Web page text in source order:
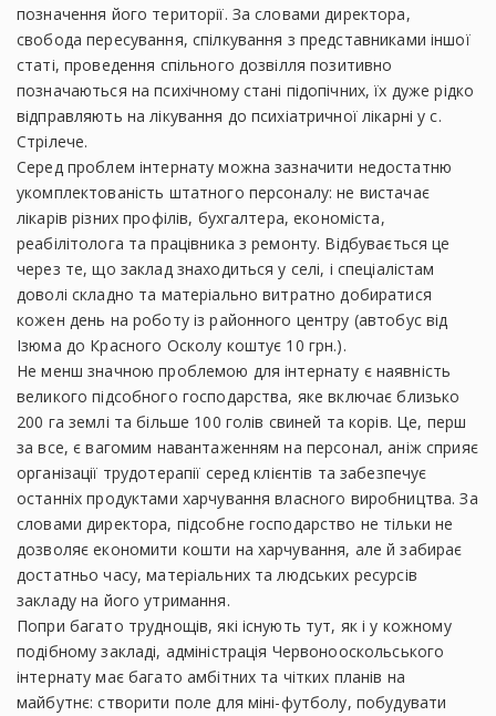
позначення його території. За словами директора,
свобода пересування, спілкування з представниками іншої
статі, проведення спільного дозвілля позитивно
позначаються на психічному стані підопічних, їх дуже рідко
відправляють на лікування до психіатричної лікарні у с.
Стрілече.
Серед проблем інтернату можна зазначити недостатню
укомплектованість штатного персоналу: не вистачає
лікарів різних профілів, бухгалтера, економіста,
реабілітолога та працівника з ремонту. Відбувається це
через те, що заклад знаходиться у селі, і спеціалістам
доволі складно та матеріально витратно добиратися
кожен день на роботу із районного центру (автобус від
Ізюма до Красного Осколу коштує 10 грн.).
Не менш значною проблемою для інтернату є наявність
великого підсобного господарства, яке включає близько
200 га землі та більше 100 голів свиней та корів. Це, перш
за все, є вагомим навантаженням на персонал, аніж сприяє
організації трудотерапії серед клієнтів та забезпечує
останніх продуктами харчування власного виробництва. За
словами директора, підсобне господарство не тільки не
дозволяє економити кошти на харчування, але й забирає
достатньо часу, матеріальних та людських ресурсів
закладу на його утримання.
Попри багато труднощів, які існують тут, як і у кожному
подібному закладі, адміністрація Червонооскольського
інтернату має багато амбітних та чітких планів на
майбутнє: створити поле для міні-футболу, побудувати